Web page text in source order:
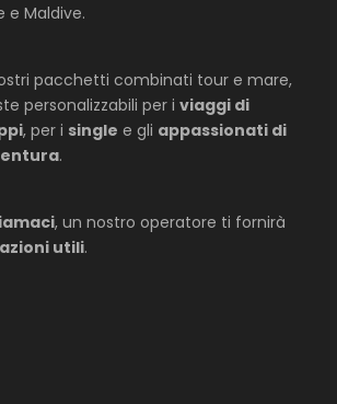
e Maldive.
pacchetti combinati tour e mare,
personalizzabili per i viaggi di
, per i single e gli appassionati di
.
, un nostro operatore ti fornirà
utili.